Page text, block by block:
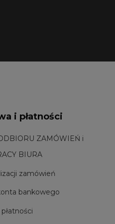
i płatności
ZAMÓWIEŃ i
BIURA
zamówień
bankowego